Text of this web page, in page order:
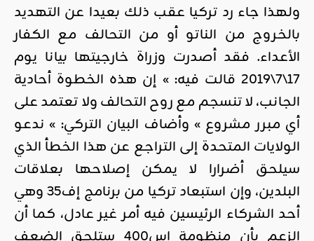
ولهذا جاء رد تركيا عقب ذلك بعيدا عن التهديد
بالخروج من الناتو أو من التحالف مع الكفار
الأعداء. فقد أصدرت وزراة خارجيتها بيانا يوم
17\7\2019 قالت فيه: » إن هذه الخطوة أحادية
الجانب، لا تنسجم مع روح التحالف ولا تعتمد على
أي مبرر مشروع » وأضاف البيان التركي: » ندعو
الولايات المتحدة إلى التراجع عن هذا الخطأ الذي
سيلحق أضرارا لا يمكن إصلاحها بعلاقات
البلدين، وإن استبعاد تركيا من برنامج إف35 وهي
أحد الشركاء الرئيسين فيه أمر غير عادل، كما أن